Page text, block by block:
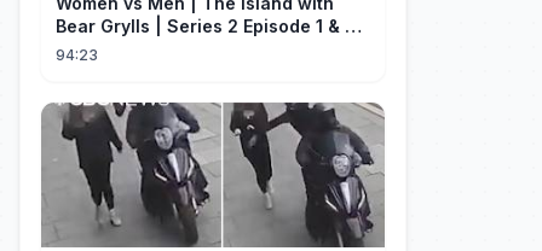
Bear Grylls | Series 2 Episode 1 & 2 |
Full Episode
94:23